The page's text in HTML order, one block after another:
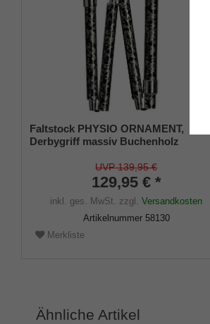
Faltstock PHYSIO ORNAMENT,
Derbygriff massiv Buchenholz
dezentes Design, höhenverstellbar,
Spezial-Kreiselpuffer
UVP 139,95 €
129,95 € *
inkl. ges. MwSt. zzgl.Versandkosten
Artikelnummer 58130
Merkliste
Ähnliche Artikel